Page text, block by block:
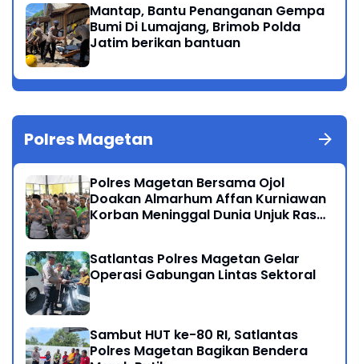
Mantap, Bantu Penanganan Gempa
Bumi Di Lumajang, Brimob Polda
Jatim berikan bantuan
Polres Magetan
Polres Magetan Bersama Ojol
Doakan Almarhum Affan Kurniawan
Korban Meninggal Dunia Unjuk Rasa
Satlantas Polres Magetan Gelar
Operasi Gabungan Lintas Sektoral
Sambut HUT ke-80 RI, Satlantas
Polres Magetan Bagikan Bendera